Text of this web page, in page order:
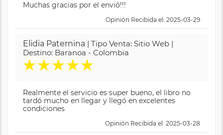
Muchas gracias por el envió!!!
Opinión Recibida el: 2025-03-29
Elidia Paternina | Tipo Venta: Sitio Web |
Destino: Baranoa - Colombia
★★★★★
Realmente el servicio es super bueno, el libro no
tardó mucho en llegar y llegó en excelentes
condiciones
Opinión Recibida el: 2025-03-28